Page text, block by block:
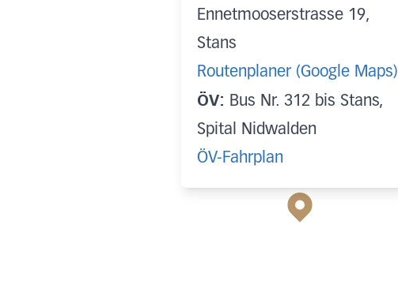
Ennetmooserstrasse 19,
Stans
Routenplaner (Google Maps)
ÖV: Bus Nr. 312 bis Stans,
Spital Nidwalden
ÖV-Fahrplan